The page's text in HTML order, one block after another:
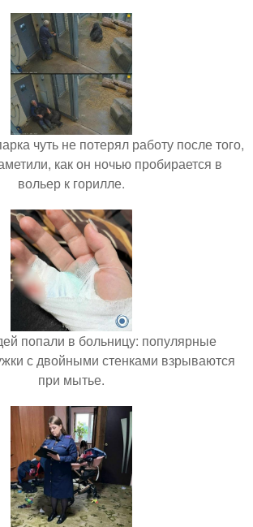
чуть не потерял работу после того,
как он ночью пробирается в
вольер к горилле.
попали в больницу: популярные
с двойными стенками взрываются
при мытье.